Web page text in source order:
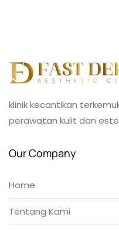
klinik kecantikan
perawatan kulit dan
Our Company
Home
Tentang Kami